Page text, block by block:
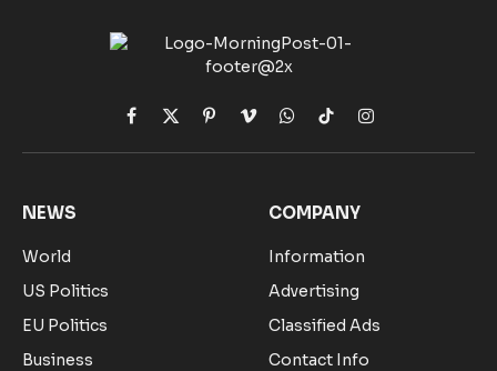
Facebook
X
(Twitter)
Pinterest
VimeoWhatsApp
TikTokInstagram
NEWS
World
US Politics
EU Politics
Business
COMPANY
Information
Advertising
Classified Ads
Contact Info